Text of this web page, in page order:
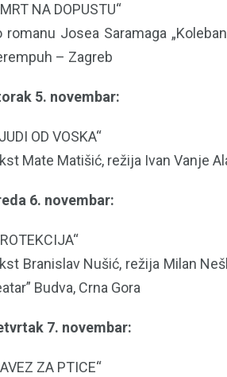
NA DOPUSTU“
romanu Josea Saramaga
– Zagreb
5. novembar:
OD VOSKA“
Mate Matišić, režija Ivan Vanje
6. novembar:
Branislav Nušić, režija Milan
Budva, Crna Gora
7. novembar:
ZA PTICE“